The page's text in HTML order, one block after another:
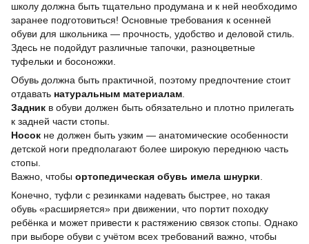
школу должна быть тщательно продумана и к ней необходимо
заранее подготовиться! Основные требования к осенней
обуви для школьника — прочность, удобство и деловой стиль.
Здесь не подойдут различные тапочки, разноцветные
туфельки и босоножки.
Обувь должна быть практичной, поэтому предпочтение стоит
отдавать натуральным материалам.
Задник в обуви должен быть обязательно и плотно прилегать
к задней части стопы.
Носок не должен быть узким — анатомические особенности
детской ноги предполагают более широкую переднюю часть
стопы.
Важно, чтобы ортопедическая обувь имела шнурки.
Конечно, туфли с резинками надевать быстрее, но такая
обувь «расширяется» при движении, что портит походку
ребёнка и может привести к растяжению связок стопы. Однако
при выборе обуви с учётом всех требований важно, чтобы